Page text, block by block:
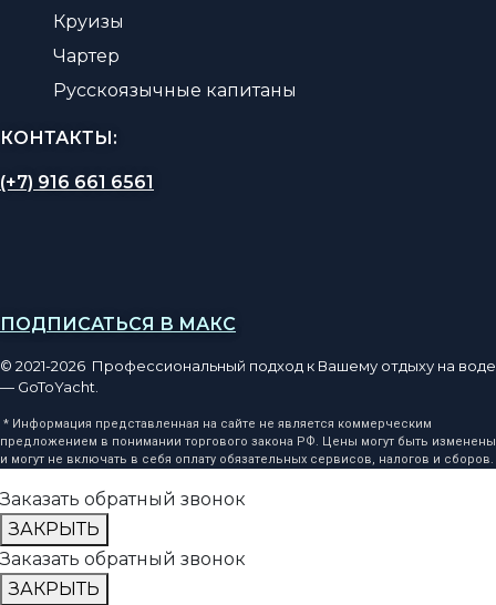
Круизы
Чартер
Русскоязычные капитаны
КОНТАКТЫ:
(+7) 916 661 6561
ПОДПИСАТЬСЯ В МАКС
© 2021-2026 Профессиональный подход к Вашему отдыху на воде
— GoToYacht.
* Информация представленная на сайте не является коммерческим
предложением в понимании торгового закона РФ. Цены могут быть изменены
и могут не включать в себя оплату обязательных сервисов, налогов и сборов.
Заказать обратный звонок
ЗАКРЫТЬ
Заказать обратный звонок
ЗАКРЫТЬ